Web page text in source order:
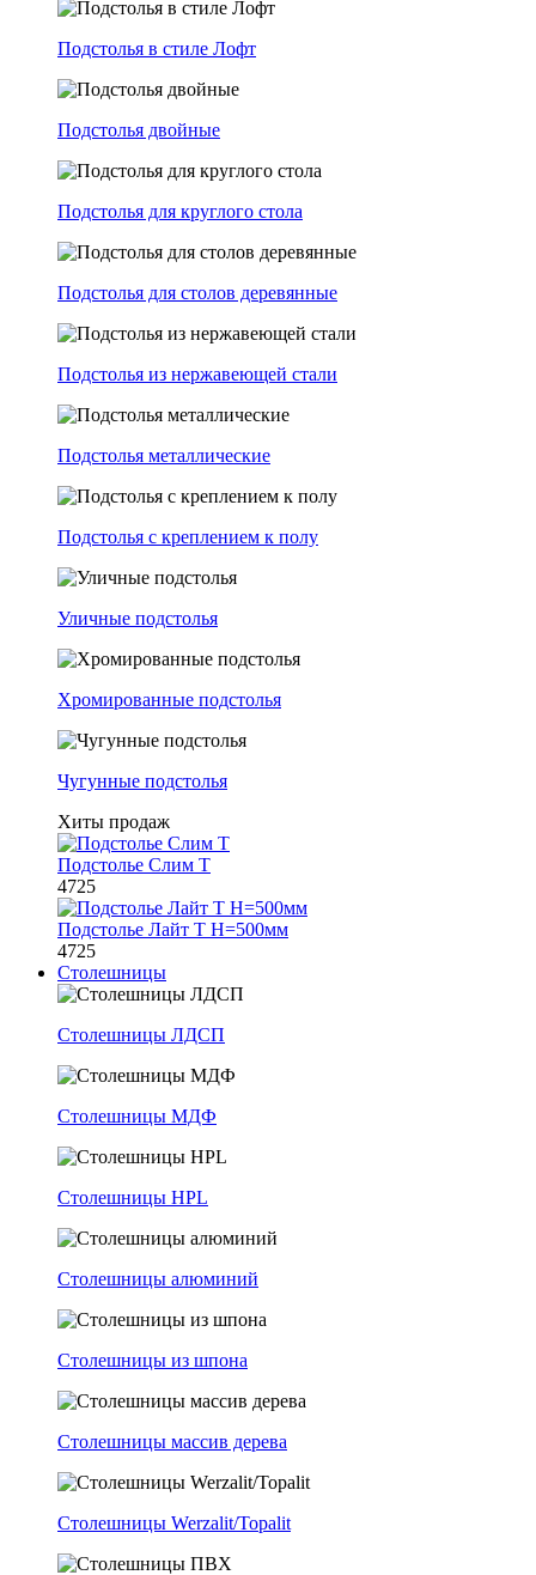
Подстолья в стиле Лофт
Подстолья двойные
Подстолья для круглого стола
Подстолья для столов деревянные
Подстолья из нержавеющей стали
Подстолья металлические
Подстолья с креплением к полу
Уличные подстолья
Хромированные подстолья
Чугунные подстолья
Хиты продаж
Подстолье Слим Т
4725
Подстолье Лайт Т H=500мм
4725
Столешницы
Столешницы ЛДСП
Столешницы МДФ
Столешницы HPL
Столешницы алюминий
Столешницы из шпона
Столешницы массив дерева
Столешницы Werzalit/Topalit